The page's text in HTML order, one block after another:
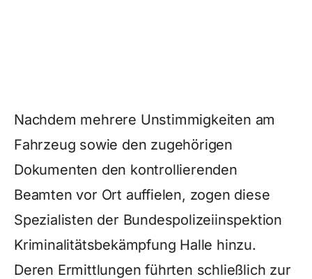
Nachdem mehrere Unstimmigkeiten am
Fahrzeug sowie den zugehörigen
Dokumenten den kontrollierenden
Beamten vor Ort auffielen, zogen diese
Spezialisten der Bundespolizeiinspektion
Kriminalitätsbekämpfung Halle hinzu.
Deren Ermittlungen führten schließlich zur